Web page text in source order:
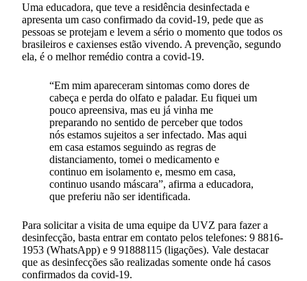
Uma educadora, que teve a residência desinfectada e
apresenta um caso confirmado da covid-19, pede que as
pessoas se protejam e levem a sério o momento que todos os
brasileiros e caxienses estão vivendo. A prevenção, segundo
ela, é o melhor remédio contra a covid-19.
“Em mim apareceram sintomas como dores de
cabeça e perda do olfato e paladar. Eu fiquei um
pouco apreensiva, mas eu já vinha me
preparando no sentido de perceber que todos
nós estamos sujeitos a ser infectado. Mas aqui
em casa estamos seguindo as regras de
distanciamento, tomei o medicamento e
continuo em isolamento e, mesmo em casa,
continuo usando máscara”, afirma a educadora,
que preferiu não ser identificada.
Para solicitar a visita de uma equipe da UVZ para fazer a
desinfecção, basta entrar em contato pelos telefones: 9 8816-
1953 (WhatsApp) e 9 91888115 (ligações). Vale destacar
que as desinfecções são realizadas somente onde há casos
confirmados da covid-19.